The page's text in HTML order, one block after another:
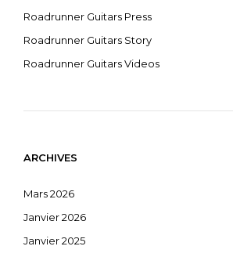
Roadrunner Guitars Press
Roadrunner Guitars Story
Roadrunner Guitars Videos
ARCHIVES
Mars 2026
Janvier 2026
Janvier 2025